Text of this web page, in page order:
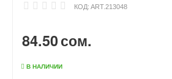
КОД: ART.213048
84.50сом.
В НАЛИЧИИ